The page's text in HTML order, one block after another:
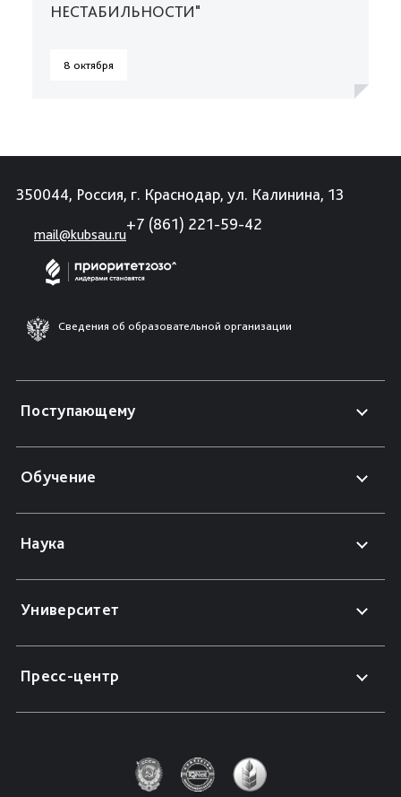
НЕСТАБИЛЬНОСТИ"
8 октября
350044, Россия, г. Краснодар, ул. Калинина, 13
mail@kubsau.ru
+7 (861) 221-59-42
Сведения об образовательной организации
Поступающему
Обучение
Наука
Университет
Пресс-центр